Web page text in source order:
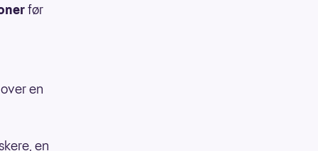
før
en
en